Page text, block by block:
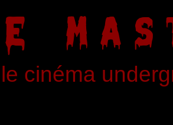
cinéma